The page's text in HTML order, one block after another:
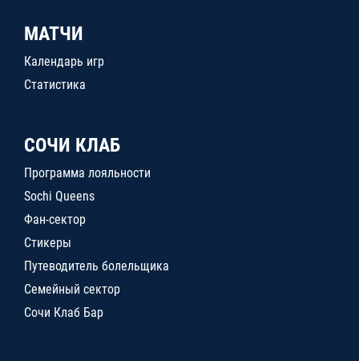
МАТЧИ
Календарь игр
Статистика
СОЧИ КЛАБ
Программа лояльности
Sochi Queens
Фан-сектор
Стикеры
Путеводитель болельщика
Семейный сектор
Сочи Клаб Бар